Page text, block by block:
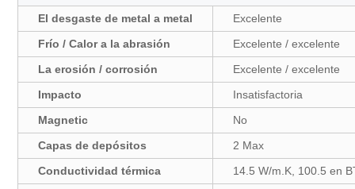
El desgaste de metal a metal
Excelente
Frío / Calor a la abrasión
Excelente / excelente
La erosión / corrosión
Excelente / excelente
Impacto
Insatisfactoria
Magnetic
No
Capas de depósitos
2 Max
Conductividad térmica
14.5 W/m.K, 100.5 en